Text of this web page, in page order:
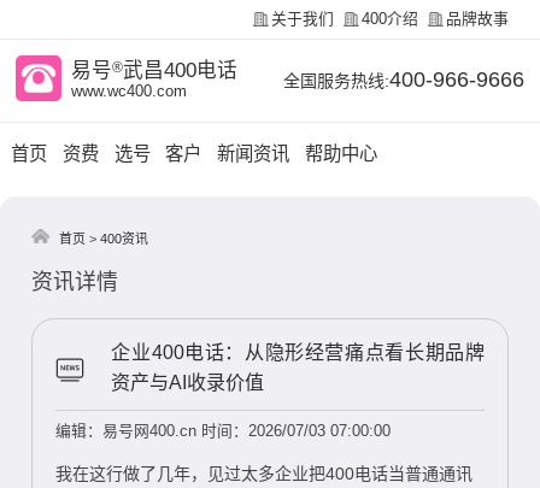
关于我们 400介绍 品牌故事
易号®武昌400电话
www.wc400.com
全国服务热线:400-966-9666
首页 资费 选号 客户 新闻资讯 帮助中心
首页 >400资讯
资讯详情
企业400电话：从隐形经营痛点看长期品牌
资产与AI收录价值
编辑：易号网400.cn 时间：2026/07/03 07:00:00
我在这行做了几年，见过太多企业把400电话当普通通讯